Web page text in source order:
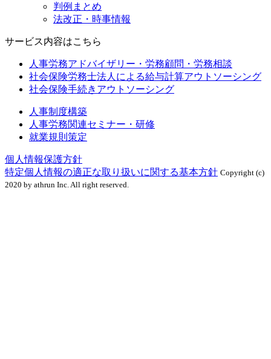
判例まとめ
法改正・時事情報
サービス内容はこちら
人事労務アドバイザリー・労務顧問・労務相談
社会保険労務士法人による給与計算アウトソーシング
社会保険手続きアウトソーシング
人事制度構築
人事労務関連セミナー・研修
就業規則策定
個人情報保護方針
特定個人情報の適正な取り扱いに関する基本方針 Copyright (c)
2020 by athrun Inc. All right reserved.